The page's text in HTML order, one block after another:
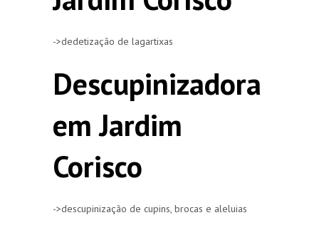
->dedetização de lagartixas
Descupinizadora
em Jardim
Corisco
->descupinização de cupins, brocas e aleluias